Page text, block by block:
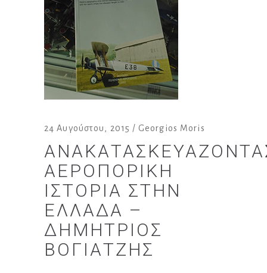
24 Αυγούστου, 2015 Georgios Moris
ΑΕΡΟΠΟΡΙΚΉ
ΙΣΤΟΡΊΑ ΣΤΗΝ
ΕΛΛΆΔΑ –
ΔΗΜΉΤΡΙΟΣ
ΒΟΓΙΑΤΖΉΣ